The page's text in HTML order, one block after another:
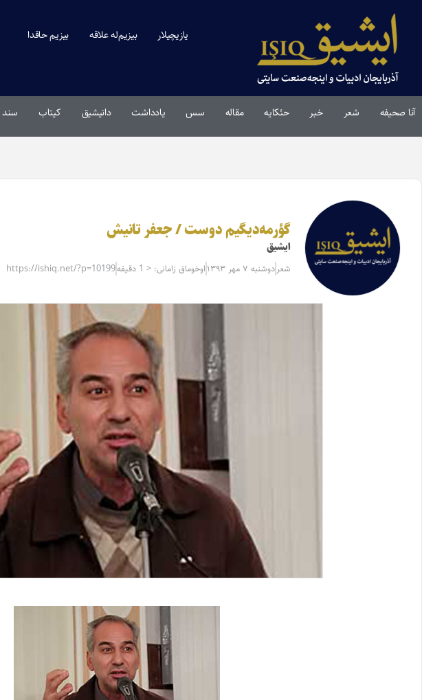
یازیچیلار بیزیم‌له علاقه بیزیم حاقدا
آنا صحیفه شعر خبر حئکایه مقاله‌ سس یادداشت دانیشیق کیتاب سند
گؤرمه‌دیگیم دوست / جعفر تانیش
ایشیق
شعر دوشنبه ۷ مهر ۱۳۹۳ اوخوماق زامانی: < 1 دقیقه https://ishiq.net/?p=10199